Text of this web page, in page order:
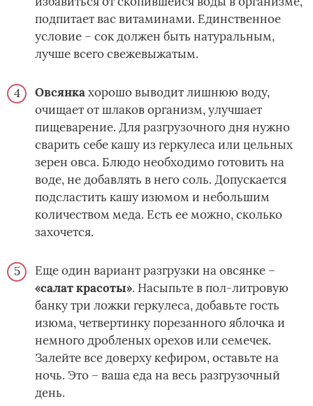
подпитает вас витаминами. Единственное
условие – сок должен быть натуральным,
лучше всего свежевыжатым.
Овсянкахорошо выводит лишнюю воду,
очищает от шлаков организм, улучшает
пищеварение. Для разгрузочного дня нужно
сварить себе кашу из геркулеса или цельных
зерен овса. Блюдо необходимо готовить на
воде, не добавлять в него соль. Допускается
подсластить кашу изюмом и небольшим
количеством меда. Есть ее можно, сколько
захочется.
Еще один вариант разгрузки на овсянке –
«салат красоты». Насыпьте в пол-литровую
банку три ложки геркулеса, добавьте гость
изюма, четвертинку порезанного яблочка и
немного дробленых орехов или семечек.
Залейте все доверху кефиром, оставьте на
ночь. Это – ваша еда на весь разгрузочный
день.